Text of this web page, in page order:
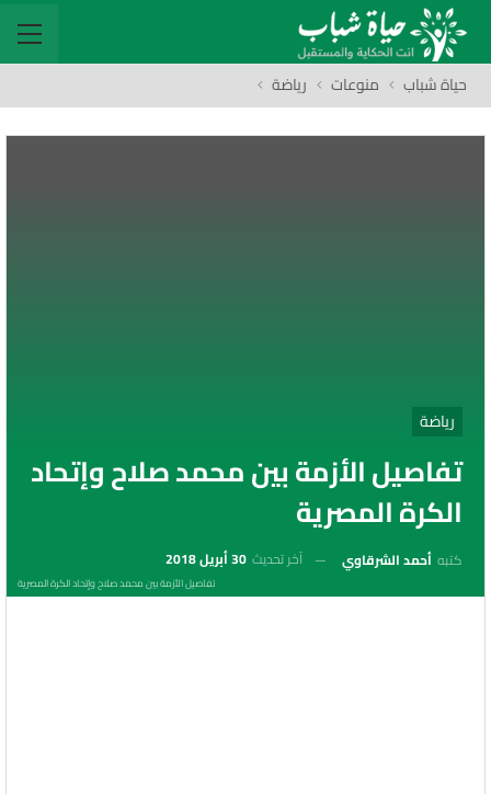
حياة شباب منوعات رياضة
رياضة
تفاصيل الأزمة بين محمد صلاح وإتحاد
الكرة المصرية
كتبه أحمد الشرقاوي آخر تحديث 30 أبريل 2018
تفاصيل الأزمة بين محمد صلاح وإتحاد الكرة المصرية